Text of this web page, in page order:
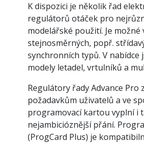
K dispozici je několik řad
regulátorů otáček pro
modelářské použití. Je možné
stejnosměrných, popř.
synchronních typů. V nabídce
modely letadel, vrtulníků a
Regulátory řady Advance Pro
požadavkům uživatelů a ve
programovací kartou vyplní i
nejambicióznější přání.
(ProgCard Plus) je